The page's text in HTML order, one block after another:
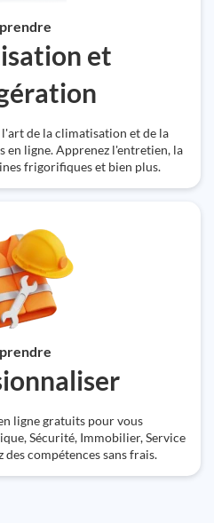
et
de la climatisation et de la
en ligne. Apprenez l'entretien, la
frigorifiques et bien plus.
ligne gratuits pour vous
Sécurité, Immobilier, Service
compétences sans frais.